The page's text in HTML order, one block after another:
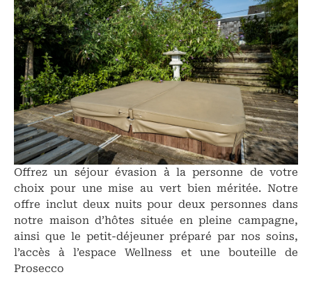
Offrez un séjour évasion à la personne de votre
choix pour une mise au vert bien méritée. Notre
offre inclut deux nuits pour deux personnes dans
notre maison d’hôtes située en pleine campagne,
ainsi que le petit-déjeuner préparé par nos soins,
l’accès à l’espace Wellness et une bouteille de
Prosecco